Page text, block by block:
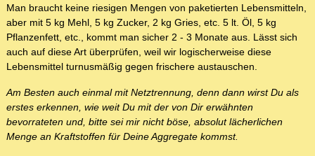
Man braucht keine riesigen Mengen von paketierten Lebensmitteln,
aber mit 5 kg Mehl, 5 kg Zucker, 2 kg Gries, etc. 5 lt. Öl, 5 kg
Pflanzenfett, etc., kommt man sicher 2 - 3 Monate aus. Lässt sich
auch auf diese Art überprüfen, weil wir logischerweise diese
Lebensmittel turnusmäßig gegen frischere austauschen.
Am Besten auch einmal mit Netztrennung, denn dann wirst Du als
erstes erkennen, wie weit Du mit der von Dir erwähnten
bevorrateten und, bitte sei mir nicht böse, absolut lächerlichen
Menge an Kraftstoffen für Deine Aggregate kommst.